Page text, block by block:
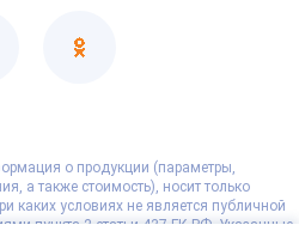
о продукции (параметры,
а также стоимость), носит только
каких условиях не является публичной
пункта 2 статьи 437 ГК РФ. Указанные